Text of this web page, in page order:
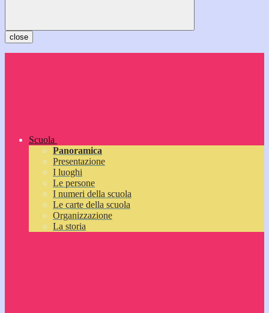
close
Scuola
Panoramica
Presentazione
I luoghi
Le persone
I numeri della scuola
Le carte della scuola
Organizzazione
La storia